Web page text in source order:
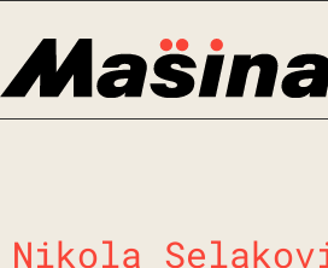
content
Nikola